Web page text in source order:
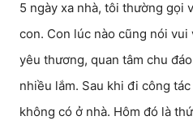
5 ngày xa nhà, tôi thường gọi
con. Con lúc nào cũng nói
yêu thương, quan tâm chu
nhiều lắm. Sau khi đi công
không có ở nhà. Hôm đó là